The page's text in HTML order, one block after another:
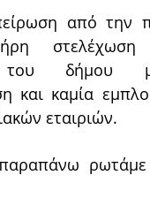
από την
του δήμου
και καμία
εταιριών.
ρωτάμε